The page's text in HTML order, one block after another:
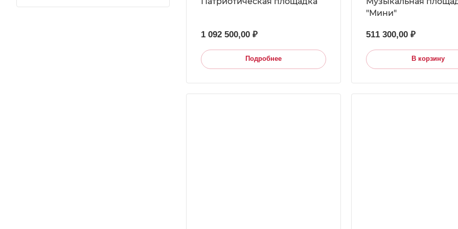
1 092 500,00 ₽
Подробнее
"Мини"
511 300,00 ₽
В корзину